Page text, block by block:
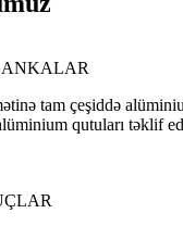
tam çeşiddə
qutuları təklif